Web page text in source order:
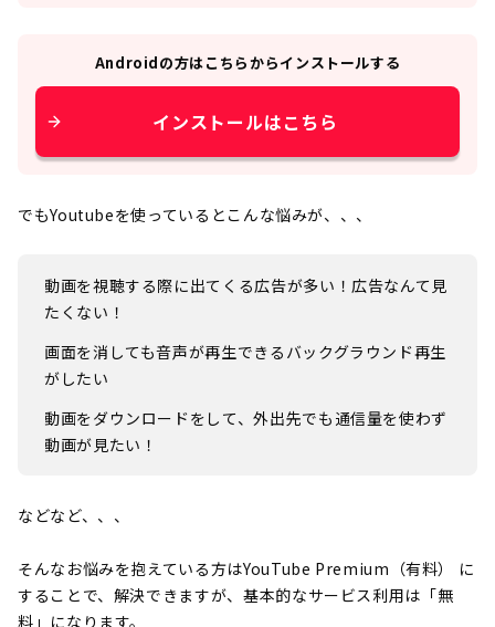
Androidの方はこちらからインストールする
インストールはこちら
でもYoutubeを使っているとこんな悩みが、、、
動画を視聴する際に出てくる広告が多い！広告なんて見
たくない！
画面を消しても音声が再生できるバックグラウンド再生
がしたい
動画をダウンロードをして、外出先でも通信量を使わず
動画が見たい！
などなど、、、
そんなお悩みを抱えている方はYouTube Premium（有料） に
することで、解決できますが、基本的なサービス利用は「無
料」になります。